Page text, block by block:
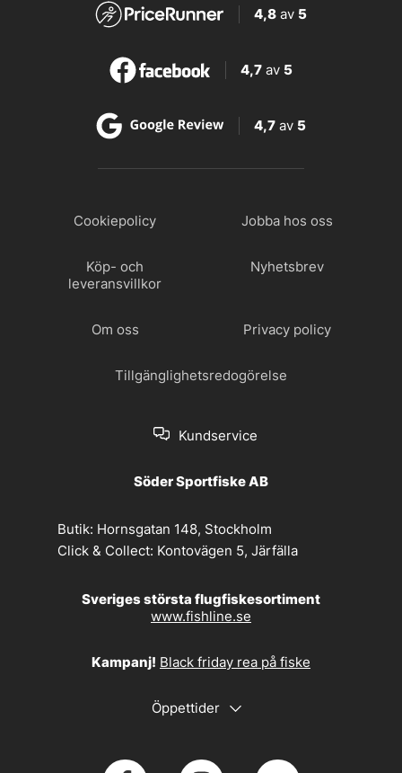
4,8 av 5
4,7 av 5
4,7 av 5
Cookiepolicy Jobba hos oss
Köp- och
leveransvillkor
Nyhetsbrev
Om oss Privacy policy
Tillgänglighetsredogörelse
Kundservice
Söder Sportfiske AB
Butik: Hornsgatan 148, Stockholm
Click & Collect: Kontovägen 5, Järfälla
Sveriges största flugfiskesortiment
www.fishline.se
Kampanj! Black friday rea på fiske
Öppettider